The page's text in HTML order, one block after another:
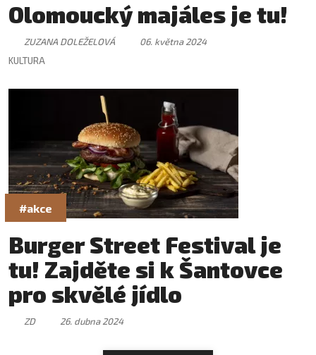
Olomoucký majáles je tu!
ZUZANA DOLEŽELOVÁ
06. května 2024
KULTURA
#akce
Burger Street Festival je
tu! Zajděte si k Šantovce
pro skvělé jídlo
ZD 26. dubna 2024